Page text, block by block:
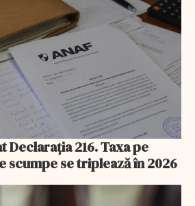
Declarația 216. Taxa pe
scumpe se triplează în 2026